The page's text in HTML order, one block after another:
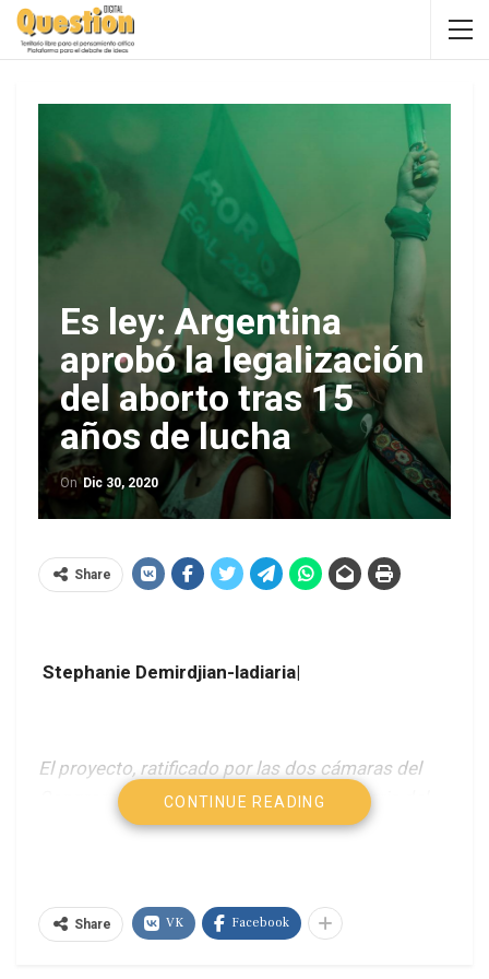
Es ley: Argentina
aprobó la legalización
del aborto tras 15
años de lucha
On Dic 30, 2020
Share
Stephanie Demirdjian-ladiaria|
El proyecto, ratificado por las dos cámaras del
Congreso, permite la interrupción voluntaria del
embarazo hasta las 14 semanas de gestación.
este miércoles el proyecto de ley de interrupción
voluntaria del embarazo (IVE), después de 12
CONTINUE READING
Share VK Facebook